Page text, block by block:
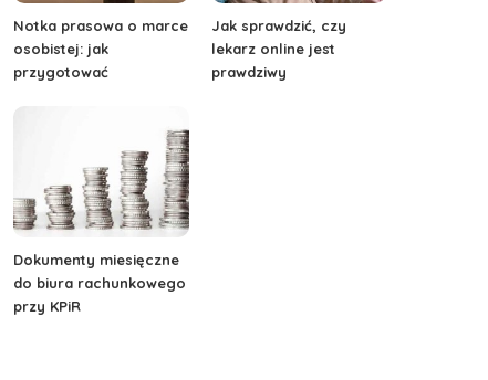
Notka prasowa o marce
osobistej: jak
przygotować
Jak sprawdzić, czy
lekarz online jest
prawdziwy
Dokumenty miesięczne
do biura rachunkowego
przy KPiR